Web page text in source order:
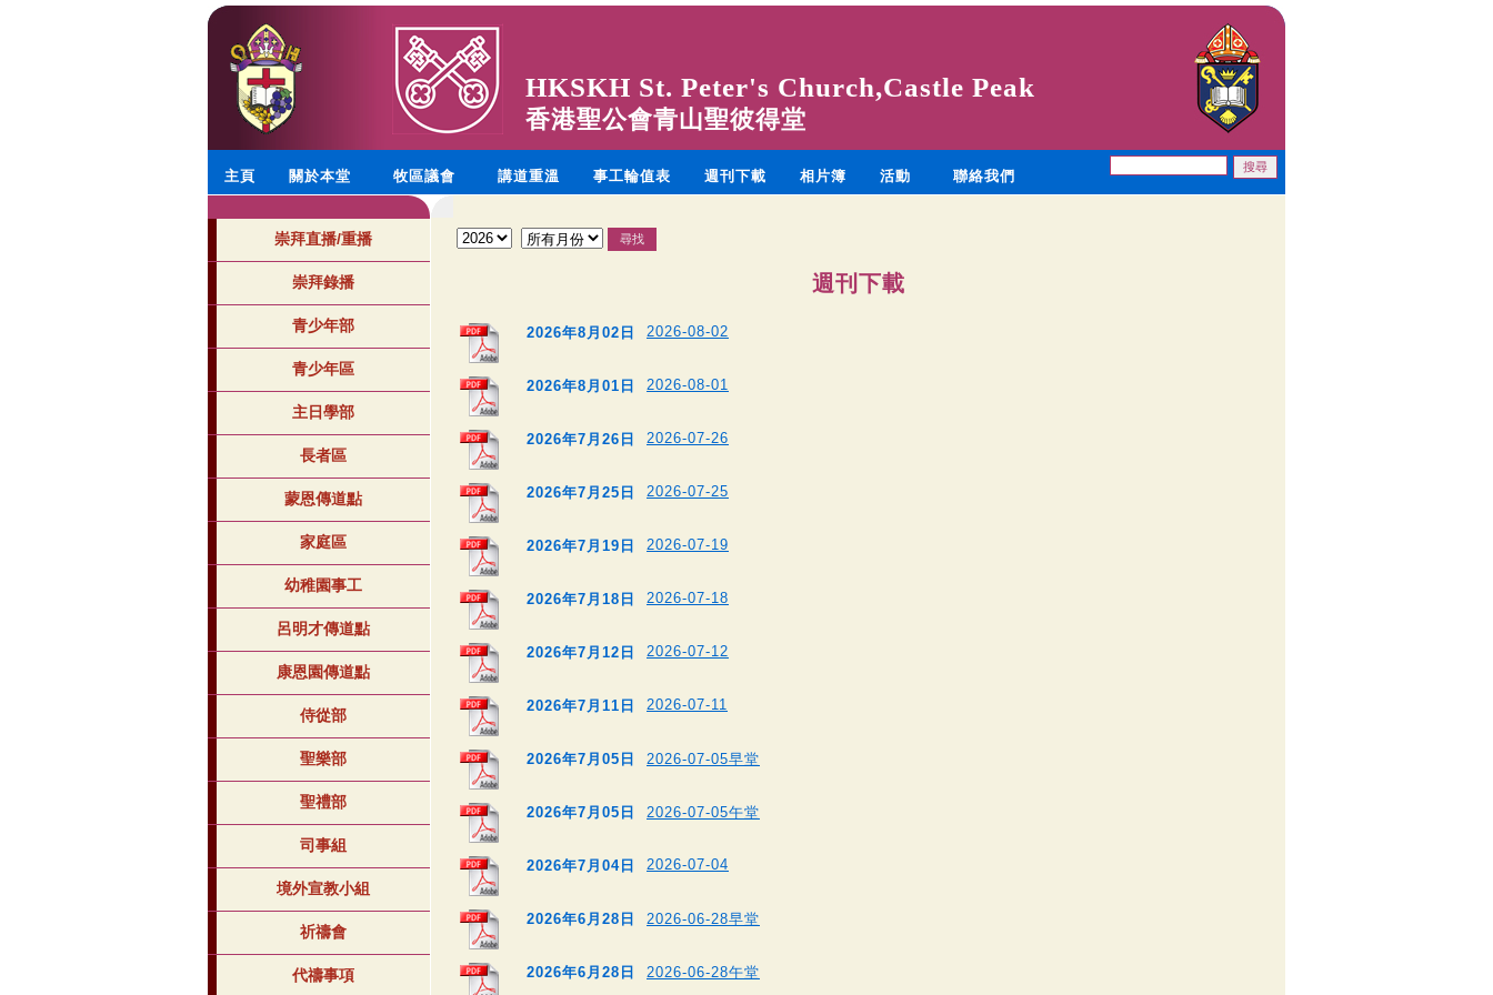
HKSKH St. Peter's Church,Castle Peak
香港聖公會青山聖彼得堂
主頁 關於本堂 牧區議會 講道重溫 事工輪值表 週刊下載 相片簿 活動 聯絡我們
崇拜直播/重播
崇拜錄播
青少年部
青少年區
主日學部
長者區
蒙恩傳道點
家庭區
幼稚園事工
呂明才傳道點
康恩園傳道點
侍從部
聖樂部
聖禮部
司事組
境外宣教小組
祈禱會
代禱事項
週刊下載
2026年8月02日 2026-08-02
2026年8月01日 2026-08-01
2026年7月26日 2026-07-26
2026年7月25日 2026-07-25
2026年7月19日 2026-07-19
2026年7月18日 2026-07-18
2026年7月12日 2026-07-12
2026年7月11日 2026-07-11
2026年7月05日 2026-07-05早堂
2026年7月05日 2026-07-05午堂
2026年7月04日 2026-07-04
2026年6月28日 2026-06-28早堂
2026年6月28日 2026-06-28午堂